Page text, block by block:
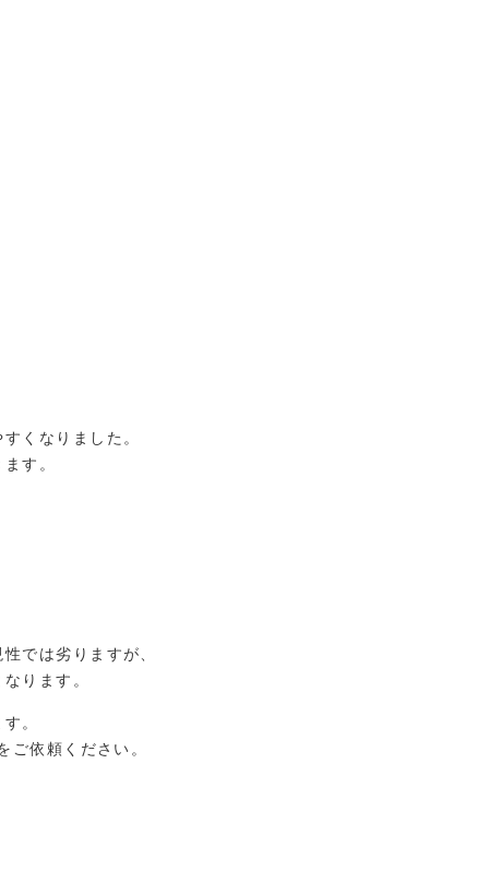
くなりました。
す。
では劣りますが、
ります。
。
依頼ください。